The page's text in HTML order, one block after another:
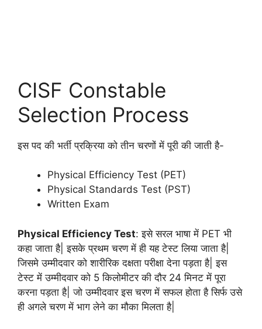
CISF Constable
Selection Process
इस पद की भर्ती प्रक्रिया को तीन चरणों में पूरी की जाती है-
Physical Efficiency Test (PET)
Physical Standards Test (PST)
Written Exam
Physical Efficiency Test: इसे सरल भाषा में PET भी
कहा जाता है| इसके प्रथम चरण में ही यह टेस्ट लिया जाता है|
जिसमे उम्मीदवार को शारीरिक दक्षता परीक्षा देना पड़ता है| इस
टेस्ट में उम्मीदवार को 5 किलोमीटर की दौर 24 मिनट में पूरा
करना पड़ता है| जो उम्मीदवार इस चरण में सफल होता है सिर्फ उसे
ही अगले चरण में भाग लेने का मौका मिलता है|